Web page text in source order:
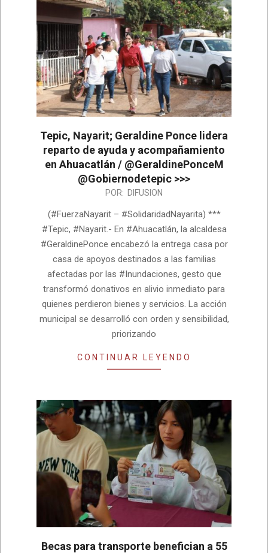
Tepic, Nayarit; Geraldine Ponce lidera
reparto de ayuda y acompañamiento
en Ahuacatlán / @GeraldinePonceM
@Gobiernodetepic >>>
POR: DIFUSION
(#FuerzaNayarit – #SolidaridadNayarita) ***
#Tepic, #Nayarit.- En #Ahuacatlán, la alcaldesa
#GeraldinePonce encabezó la entrega casa por
casa de apoyos destinados a las familias
afectadas por las #Inundaciones, gesto que
transformó donativos en alivio inmediato para
quienes perdieron bienes y servicios. La acción
municipal se desarrolló con orden y sensibilidad,
priorizando
CONTINUAR LEYENDO
Becas para transporte benefician a 55